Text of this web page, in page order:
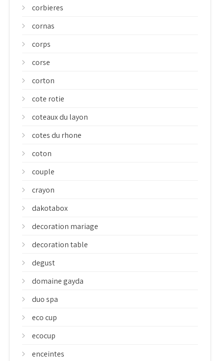
corbieres
cornas
corps
corse
corton
cote rotie
coteaux du layon
cotes du rhone
coton
couple
crayon
dakotabox
decoration mariage
decoration table
degust
domaine gayda
duo spa
eco cup
ecocup
enceintes